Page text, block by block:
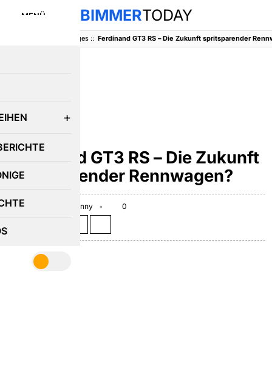
MENÜ BIMMERTODAY
Sonstiges:: Ferdinand GT3 RS – Die Zukunft spritsparender
Ferdinand GT3 RS – Die Zukunft
spritsparender Rennwagen?
May 28, 2010 Benny
0